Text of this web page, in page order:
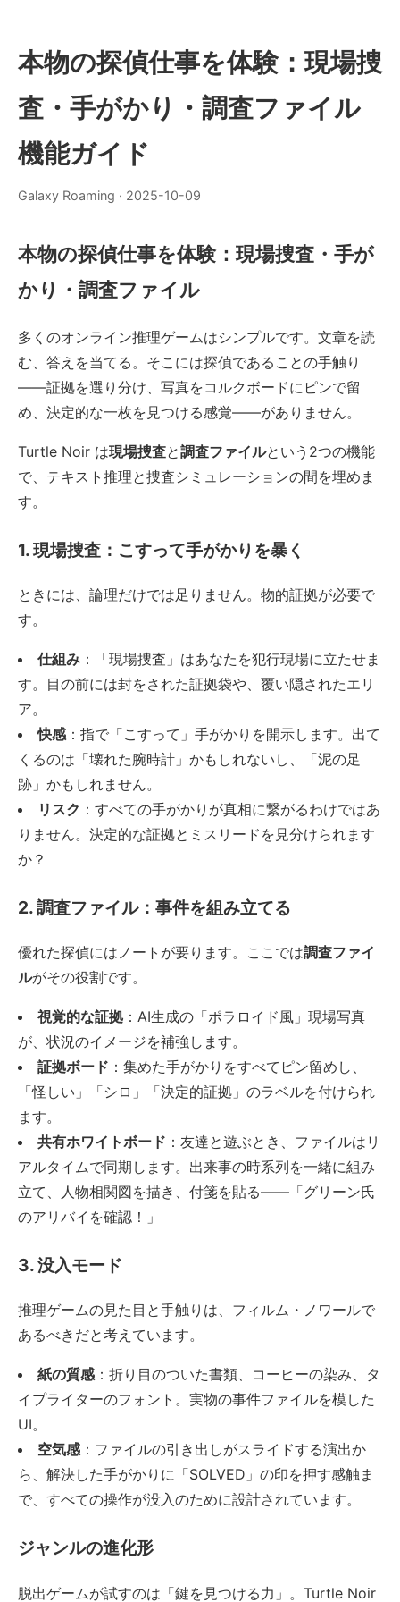
本物の探偵仕事を体験：現場捜
査・手がかり・調査ファイル
機能ガイド
Galaxy Roaming · 2025-10-09
本物の探偵仕事を体験：現場捜査・手が
かり・調査ファイル
多くのオンライン推理ゲームはシンプルです。文章を読
む、答えを当てる。そこには探偵であることの手触り
——証拠を選り分け、写真をコルクボードにピンで留
め、決定的な一枚を見つける感覚——がありません。
Turtle Noir は現場捜査と調査ファイルという2つの機能
で、テキスト推理と捜査シミュレーションの間を埋めま
す。
1. 現場捜査：こすって手がかりを暴く
ときには、論理だけでは足りません。物的証拠が必要で
す。
仕組み ：「現場捜査」はあなたを犯行現場に立たせま
す。目の前には封をされた証拠袋や、覆い隠されたエリ
ア。
快感 ：指で「こすって」手がかりを開示します。出て
くるのは「壊れた腕時計」かもしれないし、「泥の足
跡」かもしれません。
リスク ：すべての手がかりが真相に繋がるわけではあ
りません。決定的な証拠とミスリードを見分けられます
か？
2. 調査ファイル：事件を組み立てる
優れた探偵にはノートが要ります。ここでは調査ファイ
ルがその役割です。
視覚的な証拠 ：AI生成の「ポラロイド風」現場写真
が、状況のイメージを補強します。
証拠ボード ：集めた手がかりをすべてピン留めし、
「怪しい」「シロ」「決定的証拠」のラベルを付けられ
ます。
共有ホワイトボード ：友達と遊ぶとき、ファイルはリ
アルタイムで同期します。出来事の時系列を一緒に組み
立て、人物相関図を描き、付箋を貼る——「グリーン氏
のアリバイを確認！」
3. 没入モード
推理ゲームの見た目と手触りは、フィルム・ノワールで
あるべきだと考えています。
紙の質感：折り目のついた書類、コーヒーの染み、タ
イプライターのフォント。実物の事件ファイルを模した
UI。
空気感：ファイルの引き出しがスライドする演出か
ら、解決した手がかりに「SOLVED」の印を押す感触ま
で、すべての操作が没入のために設計されています。
ジャンルの進化形
脱出ゲームが試すのは「鍵を見つける力」。Turtle Noir